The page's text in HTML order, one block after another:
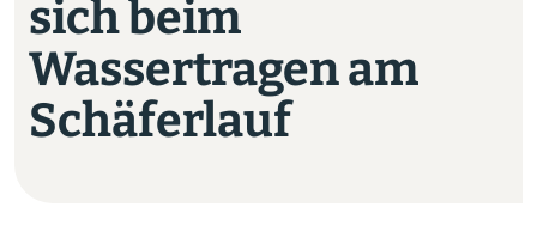
sich beim
Wassertragen am
Schäferlauf
Vor Ort
Startseite